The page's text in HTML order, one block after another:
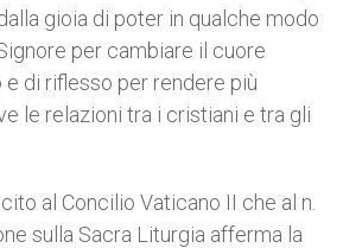
gioia di poter in qualche modo
per cambiare il cuore
e di riflesso per rendere più
le relazioni tra i cristiani e tra gli
al Concilio Vaticano II che al n.
sulla Sacra Liturgia afferma la